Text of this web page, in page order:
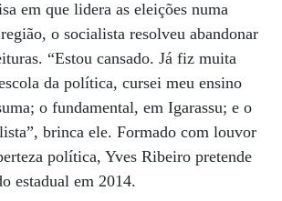
em que lidera as eleições numa
o socialista resolveu abandonar
“Estou cansado. Já fiz muita
da política, cursei meu ensino
o fundamental, em Igarassu; e o
brinca ele. Formado com louvor
política, Yves Ribeiro pretende
estadual em 2014.